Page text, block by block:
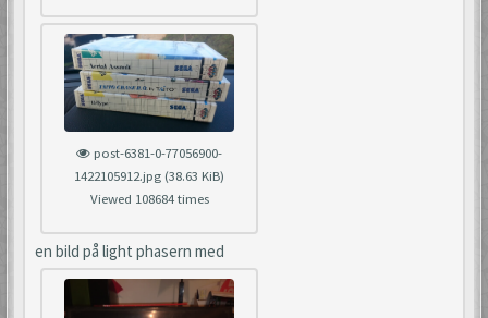
post-6381-0-77056900-
1422105912.jpg (38.63 KiB)
Viewed 108684 times
en bild på light phasern med